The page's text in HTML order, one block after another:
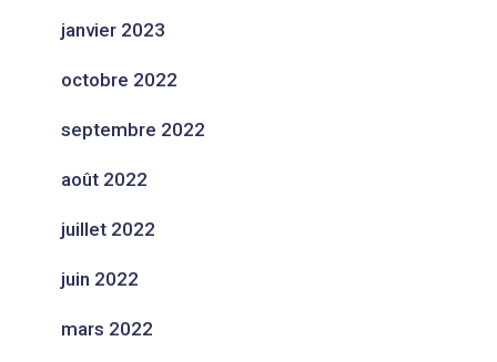
janvier 2023
octobre 2022
septembre 2022
août 2022
juillet 2022
juin 2022
mars 2022